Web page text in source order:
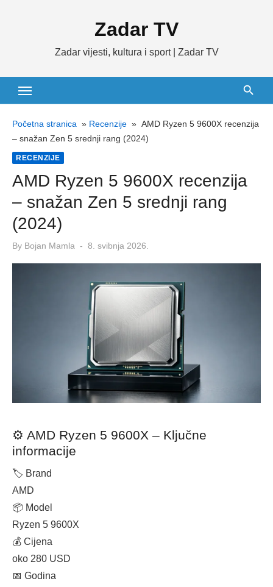
Zadar TV
Zadar vijesti, kultura i sport | Zadar TV
Početna stranica » Recenzije » AMD Ryzen 5 9600X recenzija
– snažan Zen 5 srednji rang (2024)
RECENZIJE
AMD Ryzen 5 9600X recenzija
– snažan Zen 5 srednji rang
(2024)
By Bojan Mamla
Posted
8. svibnja 2026.
⚙️ AMD Ryzen 5 9600X – Ključne
informacije
🏷 Brand
AMD
📦 Model
Ryzen 5 9600X
💰 Cijena
oko 280 USD
📅 Godina